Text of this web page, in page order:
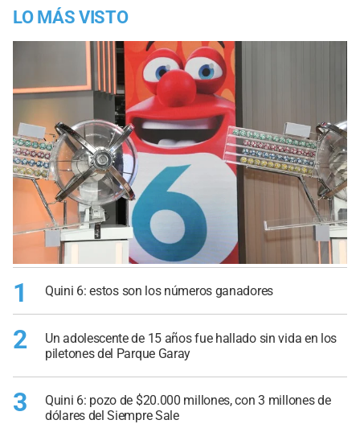
LO MÁS VISTO
1 Quini 6: estos son los números ganadores
2
Un adolescente de 15 años fue hallado sin vida en los
piletones del Parque Garay
3
Quini 6: pozo de $20.000 millones, con 3 millones de
dólares del Siempre Sale